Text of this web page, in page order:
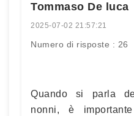
Tommaso De luca
2025-07-02 21:57:21
Numero di risposte : 26
Quando si parla
nonni, è